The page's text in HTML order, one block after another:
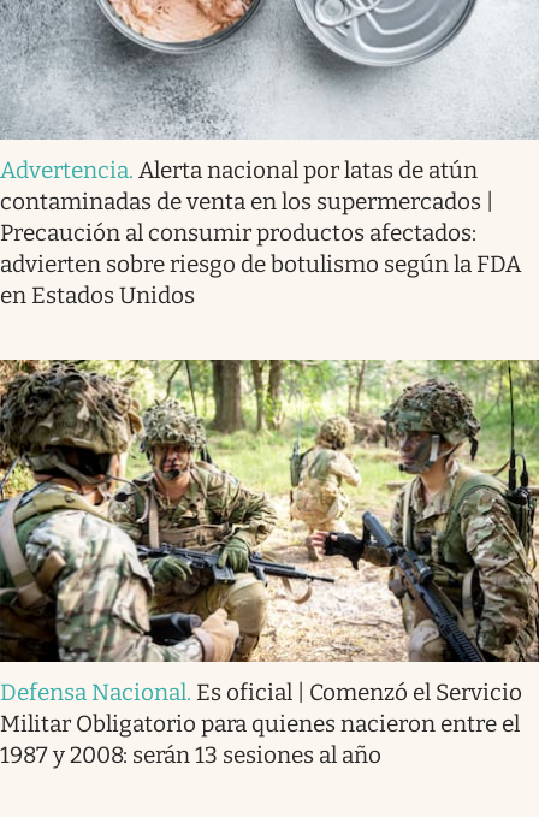
Advertencia. Alerta nacional por latas de atún
contaminadas de venta en los supermercados |
Precaución al consumir productos afectados:
advierten sobre riesgo de botulismo según la FDA
en Estados Unidos
Defensa Nacional. Es oficial | Comenzó el Servicio
Militar Obligatorio para quienes nacieron entre el
1987 y 2008: serán 13 sesiones al año